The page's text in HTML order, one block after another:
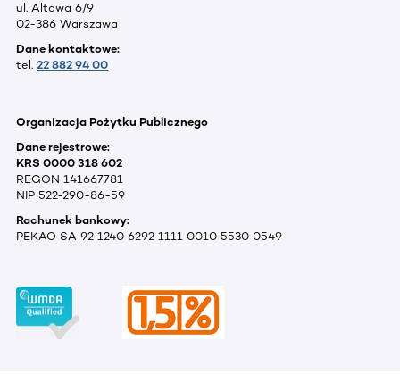
ul. Altowa 6/9
02-386 Warszawa
Dane kontaktowe:
tel. 22 882 94 00
Organizacja Pożytku Publicznego
Dane rejestrowe:
KRS 0000 318 602
REGON 141667781
NIP 522-290-86-59
Rachunek bankowy:
PEKAO SA 92 1240 6292 1111 0010 5530 0549